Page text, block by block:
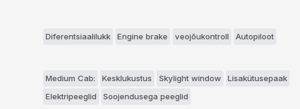
Diferentsiaalilukk Engine brake veojõukontroll Autopiloot
Medium Cab: Kesklukustus Skylight window
Lisakütusepaak
Elektripeeglid
Soojendusega peeglid